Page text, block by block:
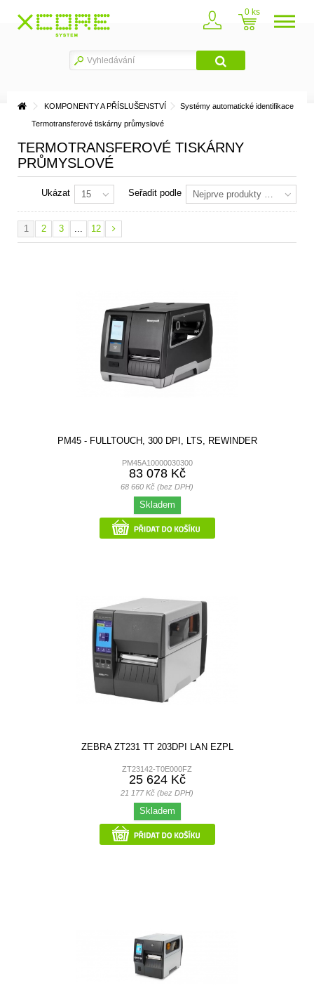
0
KOMPONENTY A PŘÍSLUŠENSTVÍ Systémy automatické identifikace
Termotransferové tiskárny průmyslové
TERMOTRANSFEROVÉ TISKÁRNY
PRŮMYSLOVÉ
Seřadit podle Nejprve produkty skladem
Ukázat 15
1 2 3 ... 12
PM45 - FULLTOUCH, 300 DPI, LTS, REWINDER
PM45A10000030300
83 078 Kč
68 660 Kč (bez DPH)
Skladem
ZEBRA ZT231 TT 203DPI LAN EZPL
ZT23142-T0E000FZ
25 624 Kč
21 177 Kč (bez DPH)
Skladem